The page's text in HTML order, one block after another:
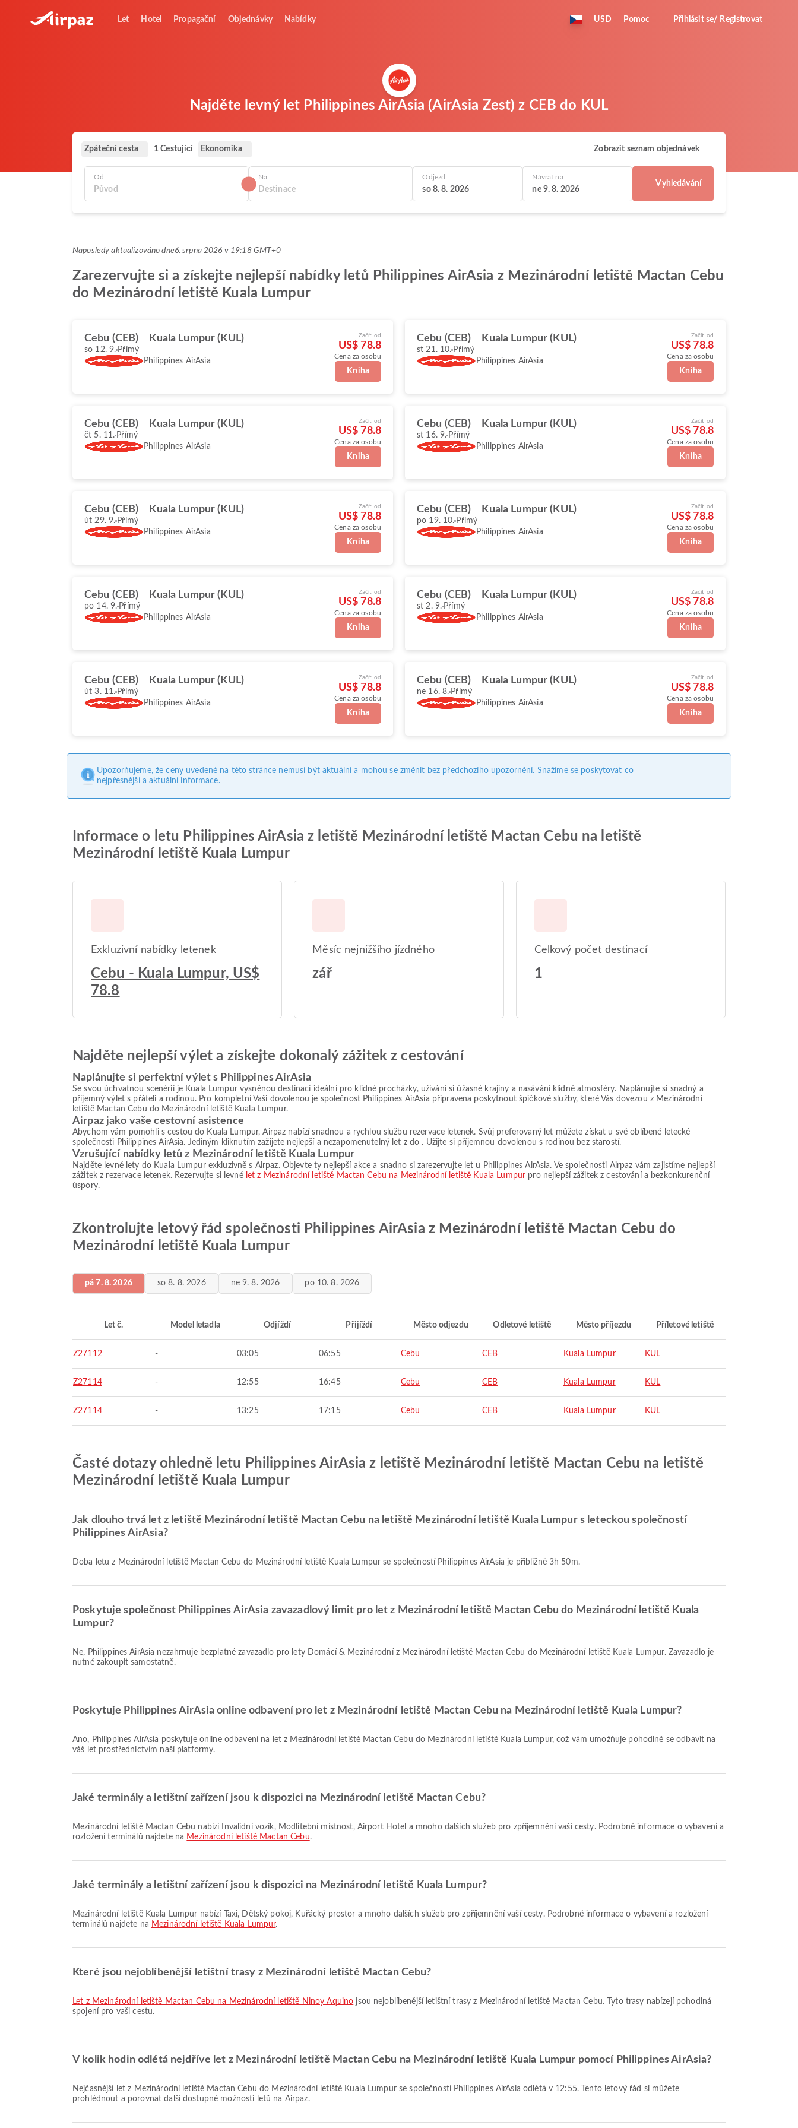
Let Hotel Propagační Objednávky Nabídky USD Pomoc Přihlásit se/ Registrovat
Najděte levný let Philippines AirAsia (AirAsia Zest) z CEB do KUL
Zpáteční cesta 1 Cestující Ekonomika Zobrazit seznam objednávek
Od Na Odjezd
so 8. 8. 2026
Návrat na
ne 9. 8. 2026
Vyhledávání
Naposledy aktualizováno dne6. srpna 2026 v 19:18 GMT+0
Zarezervujte si a získejte nejlepší nabídky letů Philippines AirAsia z Mezinárodní letiště Mactan Cebu
do Mezinárodní letiště Kuala Lumpur
Cebu (CEB) Kuala Lumpur (KUL)
so 12. 9. Přímý
Philippines AirAsia
Začít od
US$ 78.8
Cena za osobu
Kniha
Cebu (CEB) Kuala Lumpur (KUL)
st 21. 10. Přímý
Philippines AirAsia
Začít od
US$ 78.8
Cena za osobu
Kniha
Cebu (CEB) Kuala Lumpur (KUL)
čt 5. 11. Přímý
Philippines AirAsia
Začít od
US$ 78.8
Cena za osobu
Kniha
Cebu (CEB) Kuala Lumpur (KUL)
st 16. 9. Přímý
Philippines AirAsia
Začít od
US$ 78.8
Cena za osobu
Kniha
Cebu (CEB) Kuala Lumpur (KUL)
út 29. 9. Přímý
Philippines AirAsia
Začít od
US$ 78.8
Cena za osobu
Kniha
Cebu (CEB) Kuala Lumpur (KUL)
po 19. 10. Přímý
Philippines AirAsia
Začít od
US$ 78.8
Cena za osobu
Kniha
Cebu (CEB) Kuala Lumpur (KUL)
po 14. 9. Přímý
Philippines AirAsia
Začít od
US$ 78.8
Cena za osobu
Kniha
Cebu (CEB) Kuala Lumpur (KUL)
st 2. 9. Přímý
Philippines AirAsia
Začít od
US$ 78.8
Cena za osobu
Kniha
Cebu (CEB) Kuala Lumpur (KUL)
út 3. 11. Přímý
Philippines AirAsia
Začít od
US$ 78.8
Cena za osobu
Kniha
Cebu (CEB) Kuala Lumpur (KUL)
ne 16. 8. Přímý
Philippines AirAsia
Začít od
US$ 78.8
Cena za osobu
Kniha
Upozorňujeme, že ceny uvedené na této stránce nemusí být aktuální a mohou se změnit bez předchozího upozornění. Snažíme se poskytovat co
nejpřesnější a aktuální informace.
Informace o letu Philippines AirAsia z letiště Mezinárodní letiště Mactan Cebu na letiště
Mezinárodní letiště Kuala Lumpur
Exkluzivní nabídky letenek
Cebu - Kuala Lumpur, US$
78.8
Měsíc nejnižšího jízdného
zář
Celkový počet destinací
1
Najděte nejlepší výlet a získejte dokonalý zážitek z cestování
Naplánujte si perfektní výlet s Philippines AirAsia
Se svou úchvatnou scenérií je Kuala Lumpur vysněnou destinací ideální pro klidné procházky, užívání si úžasné krajiny a nasávání klidné atmosféry. Naplánujte si snadný a
příjemný výlet s přáteli a rodinou. Pro kompletní Vaši dovolenou je společnost Philippines AirAsia připravena poskytnout špičkové služby, které Vás dovezou z Mezinárodní
letiště Mactan Cebu do Mezinárodní letiště Kuala Lumpur.
Airpaz jako vaše cestovní asistence
Abychom vám pomohli s cestou do Kuala Lumpur, Airpaz nabízí snadnou a rychlou službu rezervace letenek. Svůj preferovaný let můžete získat u své oblíbené letecké
společnosti Philippines AirAsia. Jediným kliknutím zažijete nejlepší a nezapomenutelný let z do . Užijte si příjemnou dovolenou s rodinou bez starostí.
Vzrušující nabídky letů z Mezinárodní letiště Kuala Lumpur
Najděte levné lety do Kuala Lumpur exkluzivně s Airpaz. Objevte ty nejlepší akce a snadno si zarezervujte let u Philippines AirAsia. Ve společnosti Airpaz vám zajistíme nejlepší
zážitek z rezervace letenek. Rezervujte si levné let z Mezinárodní letiště Mactan Cebu na Mezinárodní letiště Kuala Lumpur pro nejlepší zážitek z cestování a bezkonkurenční
úspory.
Zkontrolujte letový řád společnosti Philippines AirAsia z Mezinárodní letiště Mactan Cebu do
Mezinárodní letiště Kuala Lumpur
pá 7. 8. 2026 so 8. 8. 2026 ne 9. 8. 2026 po 10. 8. 2026
Let č. Model letadla Odjíždí Přijíždí Město odjezdu Odletové letiště Město příjezdu Příletové letiště
Z27112 - 03:05 06:55 Cebu CEB Kuala Lumpur KUL
Z27114 - 12:55 16:45 Cebu CEB Kuala Lumpur KUL
Z27114 - 13:25 17:15 Cebu CEB Kuala Lumpur KUL
Časté dotazy ohledně letu Philippines AirAsia z letiště Mezinárodní letiště Mactan Cebu na letiště
Mezinárodní letiště Kuala Lumpur
Jak dlouho trvá let z letiště Mezinárodní letiště Mactan Cebu na letiště Mezinárodní letiště Kuala Lumpur s leteckou společností
Philippines AirAsia?
Doba letu z Mezinárodní letiště Mactan Cebu do Mezinárodní letiště Kuala Lumpur se společností Philippines AirAsia je přibližně 3h 50m.
Poskytuje společnost Philippines AirAsia zavazadlový limit pro let z Mezinárodní letiště Mactan Cebu do Mezinárodní letiště Kuala
Lumpur?
Ne, Philippines AirAsia nezahrnuje bezplatné zavazadlo pro lety Domácí & Mezinárodní z Mezinárodní letiště Mactan Cebu do Mezinárodní letiště Kuala Lumpur. Zavazadlo je
nutné zakoupit samostatně.
Poskytuje Philippines AirAsia online odbavení pro let z Mezinárodní letiště Mactan Cebu na Mezinárodní letiště Kuala Lumpur?
Ano, Philippines AirAsia poskytuje online odbavení na let z Mezinárodní letiště Mactan Cebu do Mezinárodní letiště Kuala Lumpur, což vám umožňuje pohodlně se odbavit na
váš let prostřednictvím naší platformy.
Jaké terminály a letištní zařízení jsou k dispozici na Mezinárodní letiště Mactan Cebu?
Mezinárodní letiště Mactan Cebu nabízí Invalidní vozík, Modlitební místnost, Airport Hotel a mnoho dalších služeb pro zpříjemnění vaší cesty. Podrobné informace o vybavení a
rozložení terminálů najdete na Mezinárodní letiště Mactan Cebu.
Jaké terminály a letištní zařízení jsou k dispozici na Mezinárodní letiště Kuala Lumpur?
Mezinárodní letiště Kuala Lumpur nabízí Taxi, Dětský pokoj, Kuřácký prostor a mnoho dalších služeb pro zpříjemnění vaší cesty. Podrobné informace o vybavení a rozložení
terminálů najdete na Mezinárodní letiště Kuala Lumpur.
Které jsou nejoblíbenější letištní trasy z Mezinárodní letiště Mactan Cebu?
let z Mezinárodní letiště Mactan Cebu na Mezinárodní letiště Ninoy Aquino jsou nejoblíbenější letištní trasy z Mezinárodní letiště Mactan Cebu. Tyto trasy nabízejí pohodlná
spojení pro vaši cestu.
V kolik hodin odlétá nejdříve let z Mezinárodní letiště Mactan Cebu na Mezinárodní letiště Kuala Lumpur pomocí Philippines AirAsia?
Nejčasnější let z Mezinárodní letiště Mactan Cebu do Mezinárodní letiště Kuala Lumpur se společností Philippines AirAsia odlétá v 12:55. Tento letový řád si můžete
prohlédnout a porovnat další dostupné možnosti letů na Airpaz.